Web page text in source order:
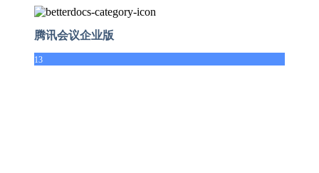
腾讯会议企业版
13